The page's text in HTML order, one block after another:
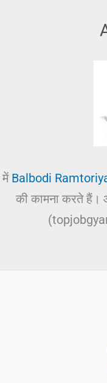
में Balbodi
की कामना करते